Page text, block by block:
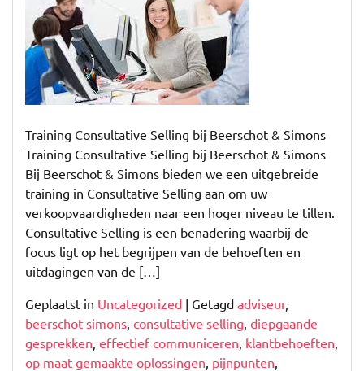
van
consultative
selling
in
onze
trainingen!
Training Consultative Selling bij Beerschot & Simons
Training Consultative Selling bij Beerschot & Simons
Bij Beerschot & Simons bieden we een uitgebreide
training in Consultative Selling aan om uw
verkoopvaardigheden naar een hoger niveau te tillen.
Consultative Selling is een benadering waarbij de
focus ligt op het begrijpen van de behoeften en
uitdagingen van de […]
Geplaatst in Uncategorized | Getagd adviseur,
beerschot simons, consultative selling, diepgaande
gesprekken, effectief communiceren, klantbehoeften,
op maat gemaakte oplossingen, pijnpunten,